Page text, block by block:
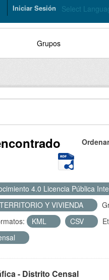
Select
Iniciar Sesión
Grupos
4.0 Licencia Pública
Y VIVIENDA
KML CSV
- Distrito Censal